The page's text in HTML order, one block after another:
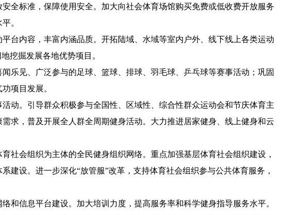
全标准，保障使用安全。加大向社会体育场馆购买免费或低收费开放服务
。
内容，丰富内涵品质。开拓陆域、水域等室内户外、线下线上各类运动
地挖掘发展各地优势项目。
见、广泛参与的足球、篮球、排球、羽毛球、乒乓球等赛事活动；巩固
气功项目发展。
。引导群众积极参与全国性、区域性、综合性群众运动会和节庆体育主
求，普及开展全人群全周期健身活动。大力推进居家健身、线上健身和云
会组织为主体的全民健身组织网络。重点加强基层体育社会组织建设，
设。进一步深化“放管服”改革，支持体育社会组织参与公共体育服务，
信息平台建设。加大培训力度，提高服务率和科学健身指导服务水平。